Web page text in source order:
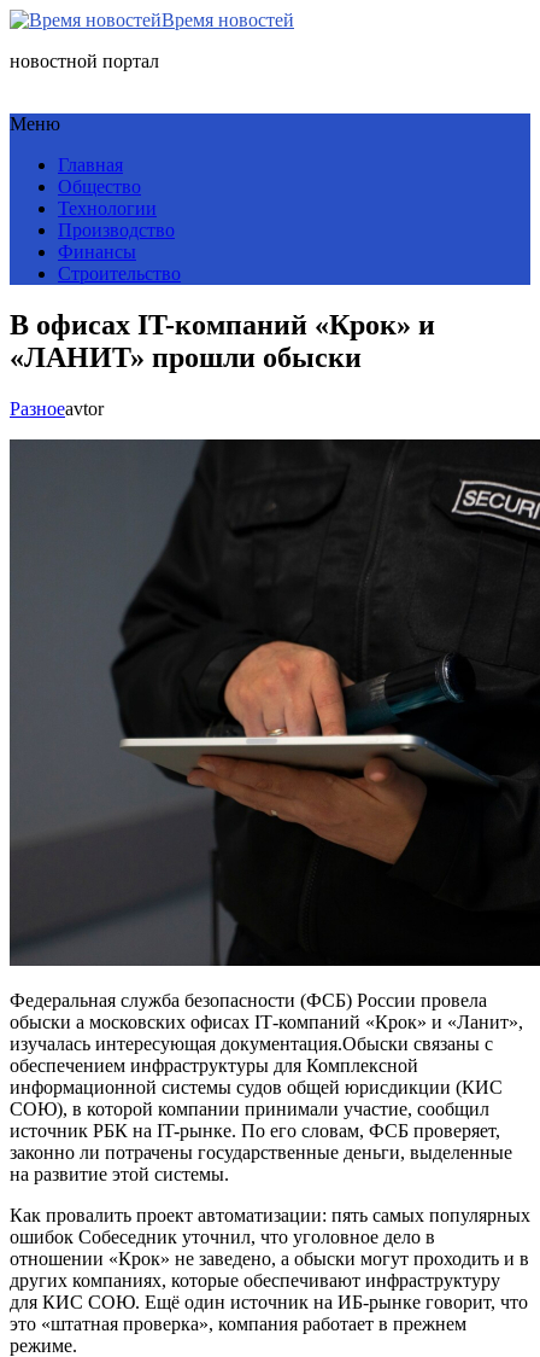
Время новостей
новостной портал
Меню
Главная
Общество
Технологии
Производство
Финансы
Строительство
В офисах IT-компаний «Крок» и
«ЛАНИТ» прошли обыски
Разноеavtor
Федеральная служба безопасности (ФСБ) России провела
обыски а московских офисах IТ-компаний «Крок» и «Ланит»,
изучалась интересующая документация.Обыски связаны с
обеспечением инфраструктуры для Комплексной
информационной системы судов общей юрисдикции (КИС
СОЮ), в которой компании принимали участие, сообщил
источник РБК на IT-рынке. По его словам, ФСБ проверяет,
законно ли потрачены государственные деньги, выделенные
на развитие этой системы.
Как провалить проект автоматизации: пять самых популярных
ошибок Собеседник уточнил, что уголовное дело в
отношении «Крок» не заведено, а обыски могут проходить и в
других компаниях, которые обеспечивают инфраструктуру
для КИС СОЮ. Ещё один источник на ИБ-рынке говорит, что
это «штатная проверка», компания работает в прежнем
режиме.